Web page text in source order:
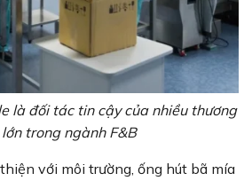
là đối tác tin cậy của nhiều thương
trong ngành F&B
với môi trường, ống hút bã mía